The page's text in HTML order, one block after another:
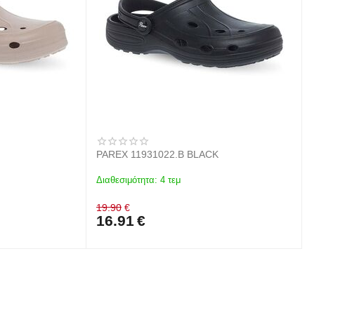
PAREX 11931022.B BLACK
Διαθεσιμότητα: 4 τεμ
19.90 €
16.91 €